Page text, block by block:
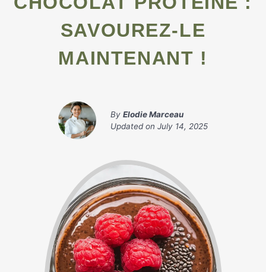
SAVOUREZ-LE
MAINTENANT !
By Elodie Marceau
Updated on July 14, 2025